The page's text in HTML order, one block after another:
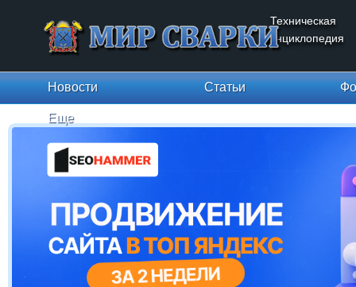
Техническая
энциклопедия
Новости Статьи
Еще